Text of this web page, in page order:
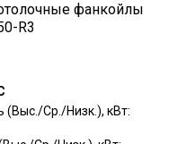
фанкойлы
R3
(Выс./Ср./Низк.), кВт: